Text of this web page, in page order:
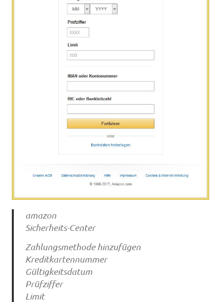
amazon
Sicherheits-Center
Zahlungsmethode hinzufügen
Kreditkartennummer
Gültigkeitsdatum
Prüfziffer
Limit